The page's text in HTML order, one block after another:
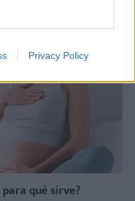
Privacy Policy
qué sirve?